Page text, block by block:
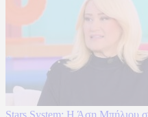
Stars System: Η Άση Μπήλιου